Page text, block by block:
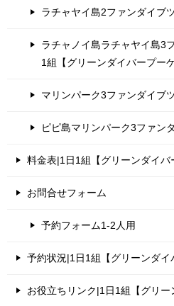
ラチャヤイ島2ファンダイブ
ラチャノイ島ラチャヤイ島3
1組【グリーンダイバープーケ
マリンパーク3ファンダイブ
ピピ島マリンパーク3ファン
料金表|1日1組【グリーンダイバ
お問合せフォーム
予約フォーム1-2人用
予約状況|1日1組【グリーンダイ
お役立ちリンク|1日1組【グリー